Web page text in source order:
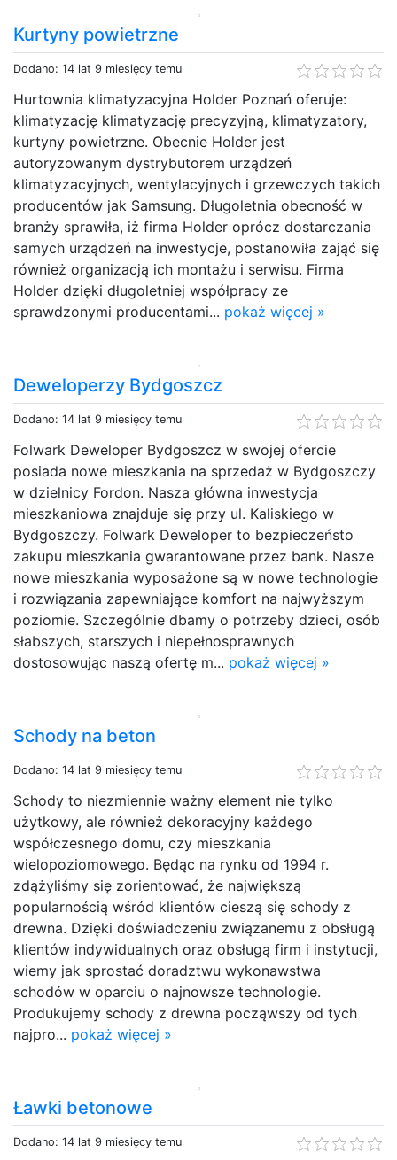
Kurtyny powietrzne
Dodano: 14 lat 9 miesięcy temu
Hurtownia klimatyzacyjna Holder Poznań oferuje:
klimatyzację klimatyzację precyzyjną, klimatyzatory,
kurtyny powietrzne. Obecnie Holder jest
autoryzowanym dystrybutorem urządzeń
klimatyzacyjnych, wentylacyjnych i grzewczych takich
producentów jak Samsung. Długoletnia obecność w
branży sprawiła, iż firma Holder oprócz dostarczania
samych urządzeń na inwestycje, postanowiła zająć się
również organizacją ich montażu i serwisu. Firma
Holder dzięki długoletniej współpracy ze
sprawdzonymi producentami... pokaż więcej »
Deweloperzy Bydgoszcz
Dodano: 14 lat 9 miesięcy temu
Folwark Deweloper Bydgoszcz w swojej ofercie
posiada nowe mieszkania na sprzedaż w Bydgoszczy
w dzielnicy Fordon. Nasza główna inwestycja
mieszkaniowa znajduje się przy ul. Kaliskiego w
Bydgoszczy. Folwark Deweloper to bezpieczeństo
zakupu mieszkania gwarantowane przez bank. Nasze
nowe mieszkania wyposażone są w nowe technologie
i rozwiązania zapewniające komfort na najwyższym
poziomie. Szczególnie dbamy o potrzeby dzieci, osób
słabszych, starszych i niepełnosprawnych
dostosowując naszą ofertę m... pokaż więcej »
Schody na beton
Dodano: 14 lat 9 miesięcy temu
Schody to niezmiennie ważny element nie tylko
użytkowy, ale również dekoracyjny każdego
współczesnego domu, czy mieszkania
wielopoziomowego. Będąc na rynku od 1994 r.
zdążyliśmy się zorientować, że największą
popularnością wśród klientów cieszą się schody z
drewna. Dzięki doświadczeniu związanemu z obsługą
klientów indywidualnych oraz obsługą firm i instytucji,
wiemy jak sprostać doradztwu wykonawstwa
schodów w oparciu o najnowsze technologie.
Produkujemy schody z drewna począwszy od tych
najpro... pokaż więcej »
Ławki betonowe
Dodano: 14 lat 9 miesięcy temu